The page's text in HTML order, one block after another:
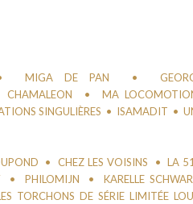
MIGA DE PAN •
CHAMALEON • MA
SINGULIÈRES • ISAMADIT •
• CHEZ LES VOISINS •LA
• PHILOMIJN • KARELLE
TORCHONS DE SÉRIE LIMITÉE